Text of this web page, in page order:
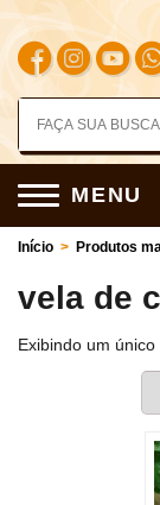
MENU
Início > Produtos
vela de
Exibindo um